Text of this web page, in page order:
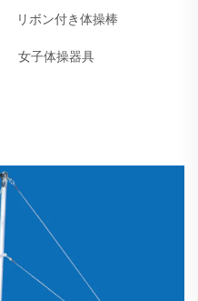
リボン付き体操棒
女子体操器具